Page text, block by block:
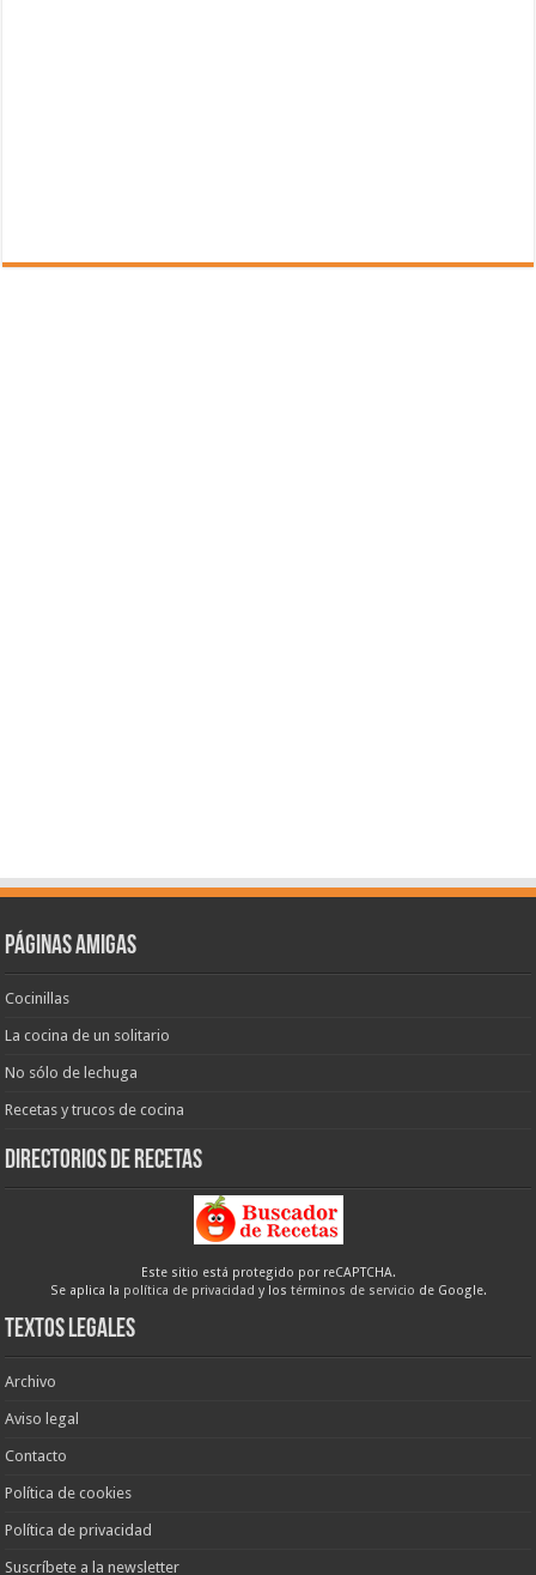
Páginas amigas
Cocinillas
La cocina de un solitario
No sólo de lechuga
Recetas y trucos de cocina
Directorios de recetas
Este sitio está protegido por reCAPTCHA.
Se aplica la política de privacidad y los términos de servicio de Google.
Textos legales
Archivo
Aviso legal
Contacto
Política de cookies
Política de privacidad
Suscríbete a la newsletter